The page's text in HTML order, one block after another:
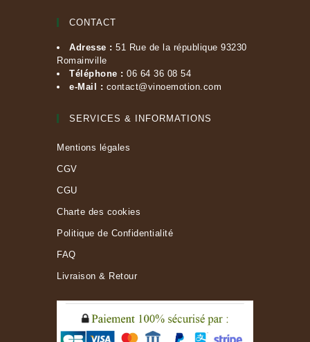
CONTACT
Adresse : 51 Rue de la république 93230
Romainville
Téléphone : 06 64 36 08 54
e-Mail : contact@vinoemotion.com
SERVICES & INFORMATIONS
Mentions légales
CGV
CGU
Charte des cookies
Politique de Confidentialité
FAQ
Livraison & Retour